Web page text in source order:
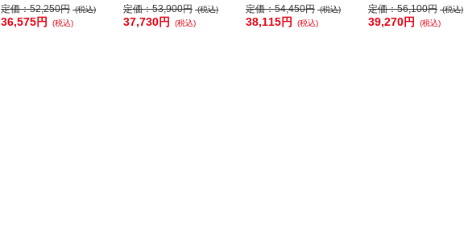
定価：52,250円 (税込)
36,575円 (税込)
定価：53,900円 (税込)
37,730円 (税込)
定価：54,450円 (税込)
38,115円 (税込)
定価：56,100円 (税込)
39,270円 (税込)